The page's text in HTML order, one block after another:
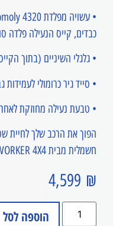
כבדים, קייס הנעילה פלדה
• גלגלי השיניים (בתוך
• סייד גיר כרומולי
• טבעת נעילה מחוזקת
הפוך את הרכב שלך לחיית
חשמלית מבית WORKER 4X4 שמביאה אותך לכל יעד בשטח !
4,599 ₪
הוספה לסל